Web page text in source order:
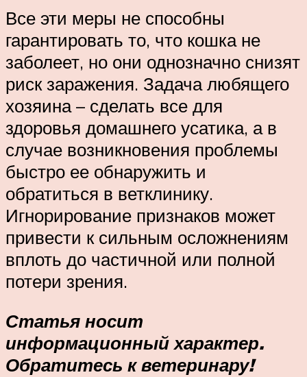
Все эти меры не способны
гарантировать то, что кошка не
заболеет, но они однозначно снизят
риск заражения. Задача любящего
хозяина – сделать все для
здоровья домашнего усатика, а в
случае возникновения проблемы
быстро ее обнаружить и
обратиться в ветклинику.
Игнорирование признаков может
привести к сильным осложнениям
вплоть до частичной или полной
потери зрения.
Статья носит
информационный характер.
Обратитесь к ветеринару!